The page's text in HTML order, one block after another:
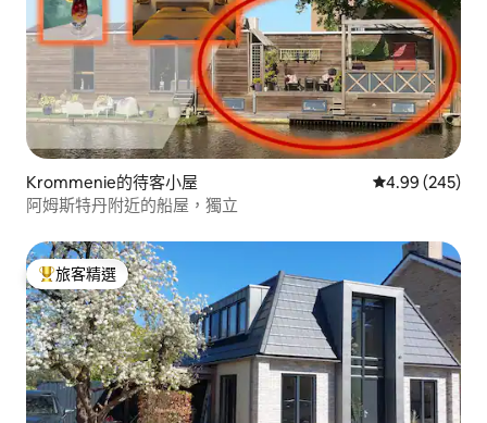
Krommenie的待客小屋 從 245 則評價
4.99 (245)
阿姆斯特丹附近的船屋，獨立
旅客精選榜首
旅客精選